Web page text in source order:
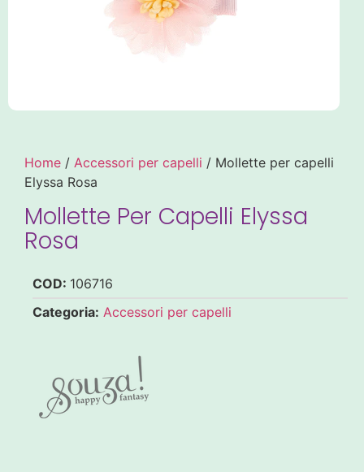
Home / Accessori per capelli / Mollette per capelli
Elyssa Rosa
Mollette Per Capelli Elyssa
Rosa
COD: 106716
Categoria: Accessori per capelli